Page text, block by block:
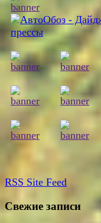
RSS Site Feed
Свежие записи